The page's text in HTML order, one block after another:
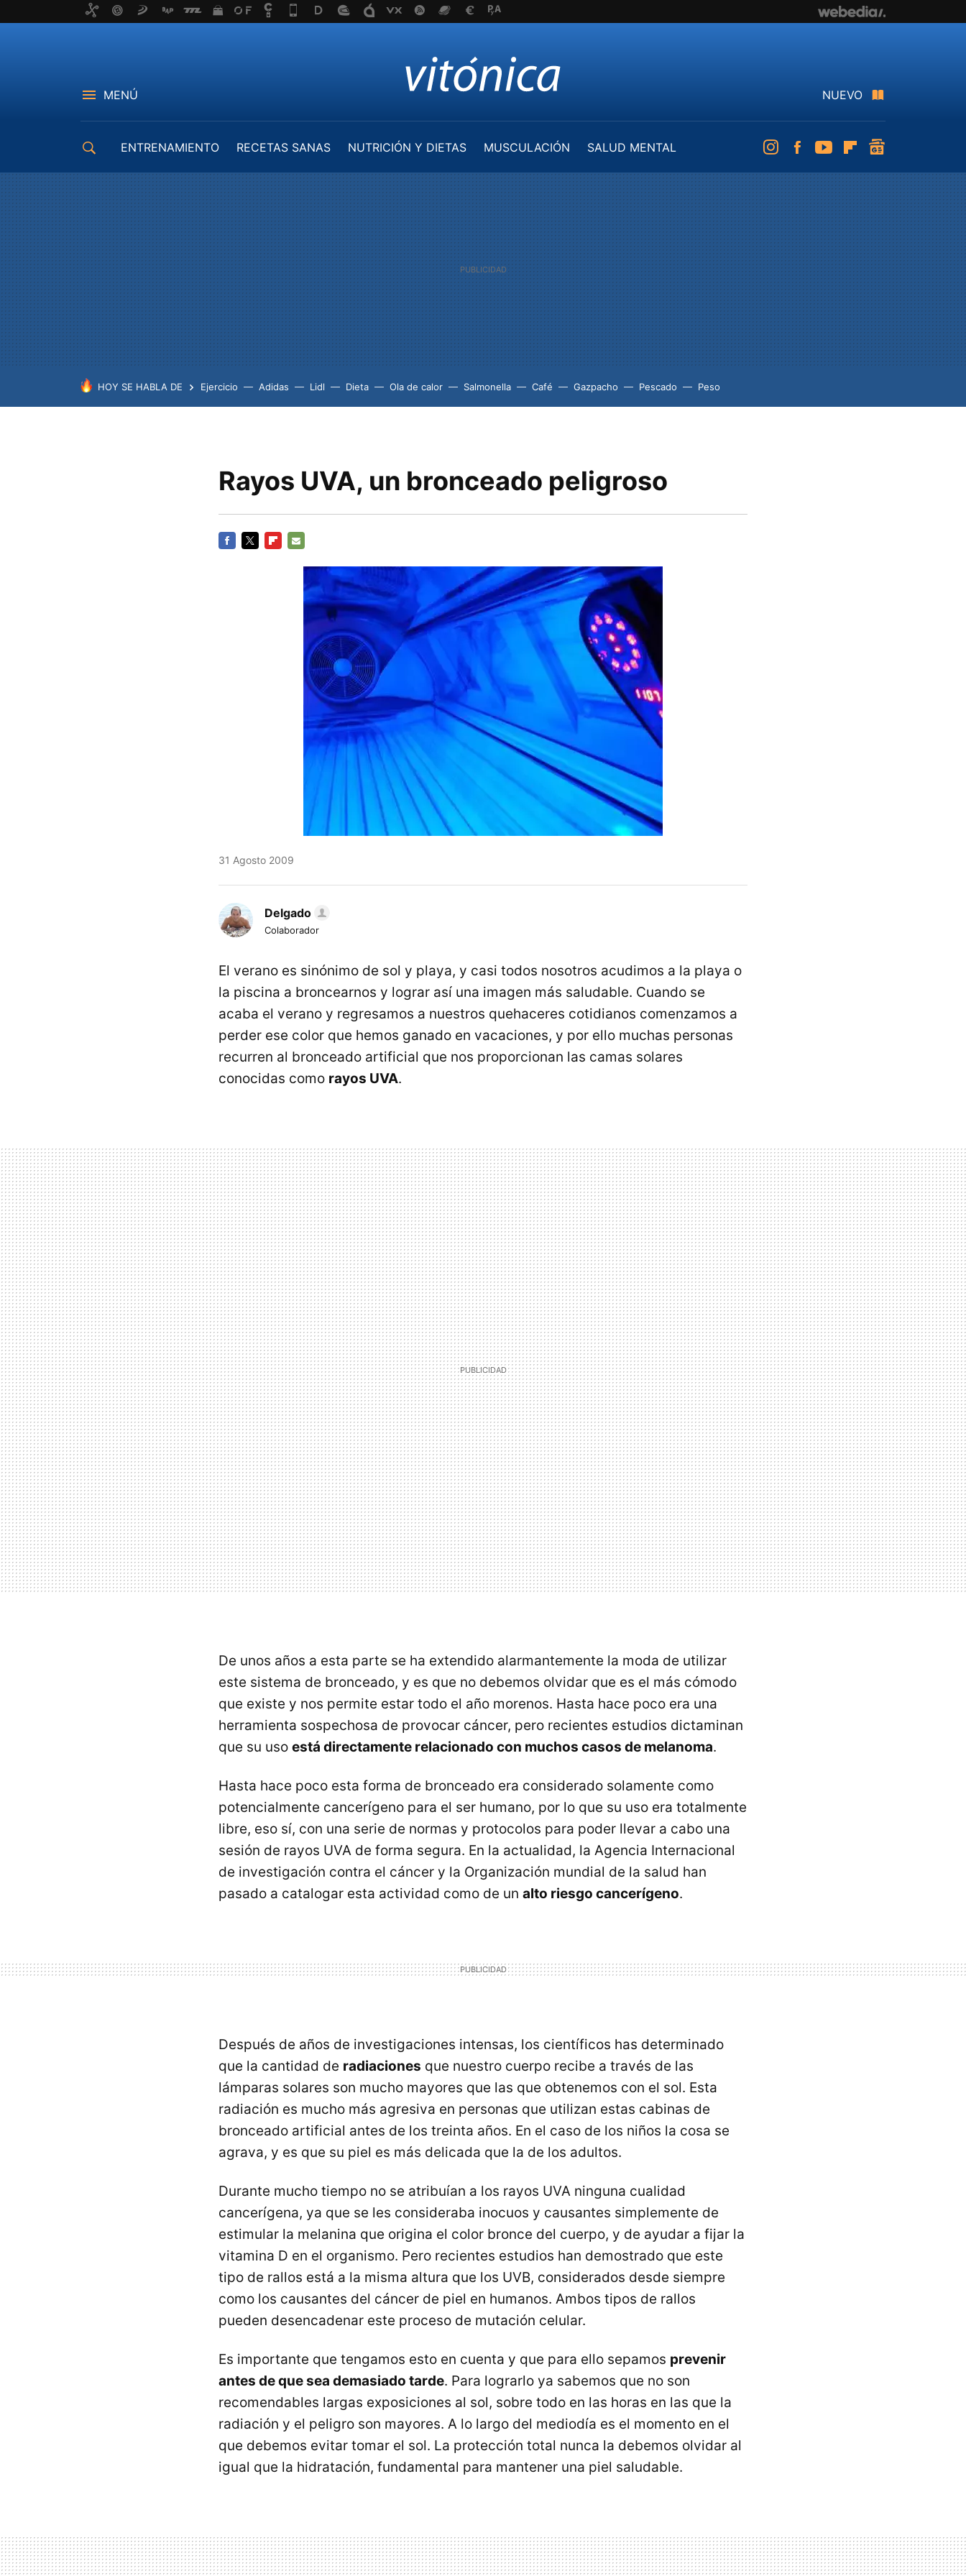
MENÚ NUEVO
ENTRENAMIENTO RECETAS SANAS NUTRICIÓN Y DIETAS MUSCULACIÓN
SALUD MENTAL
InstagramFacebookYoutubeFlipboard
HOY SE HABLA DE Ejercicio Adidas Lidl Dieta Ola de calor Salmonella Café Gazpacho Pescado Peso
Rayos UVA, un bronceado peligroso
31 Agosto 2009
Delgado
Colaborador
El verano es sinónimo de sol y playa, y casi todos nosotros acudimos a la playa o
la piscina a broncearnos y lograr así una imagen más saludable. Cuando se
acaba el verano y regresamos a nuestros quehaceres cotidianos comenzamos a
perder ese color que hemos ganado en vacaciones, y por ello muchas personas
recurren al bronceado artificial que nos proporcionan las camas solares
conocidas como rayos UVA.
De unos años a esta parte se ha extendido alarmantemente la moda de utilizar
este sistema de bronceado, y es que no debemos olvidar que es el más cómodo
que existe y nos permite estar todo el año morenos. Hasta hace poco era una
herramienta sospechosa de provocar cáncer, pero recientes estudios dictaminan
que su uso está directamente relacionado con muchos casos de melanoma.
Hasta hace poco esta forma de bronceado era considerado solamente como
potencialmente cancerígeno para el ser humano, por lo que su uso era totalmente
libre, eso sí, con una serie de normas y protocolos para poder llevar a cabo una
sesión de rayos UVA de forma segura. En la actualidad, la Agencia Internacional
de investigación contra el cáncer y la Organización mundial de la salud han
pasado a catalogar esta actividad como de un alto riesgo cancerígeno.
Después de años de investigaciones intensas, los científicos has determinado
que la cantidad de radiaciones que nuestro cuerpo recibe a través de las
lámparas solares son mucho mayores que las que obtenemos con el sol. Esta
radiación es mucho más agresiva en personas que utilizan estas cabinas de
bronceado artificial antes de los treinta años. En el caso de los niños la cosa se
agrava, y es que su piel es más delicada que la de los adultos.
Durante mucho tiempo no se atribuían a los rayos UVA ninguna cualidad
cancerígena, ya que se les consideraba inocuos y causantes simplemente de
estimular la melanina que origina el color bronce del cuerpo, y de ayudar a fijar la
vitamina D en el organismo. Pero recientes estudios han demostrado que este
tipo de rallos está a la misma altura que los UVB, considerados desde siempre
como los causantes del cáncer de piel en humanos. Ambos tipos de rallos
pueden desencadenar este proceso de mutación celular.
Es importante que tengamos esto en cuenta y que para ello sepamos prevenir
antes de que sea demasiado tarde. Para lograrlo ya sabemos que no son
recomendables largas exposiciones al sol, sobre todo en las horas en las que la
radiación y el peligro son mayores. A lo largo del mediodía es el momento en el
que debemos evitar tomar el sol. La protección total nunca la debemos olvidar al
igual que la hidratación, fundamental para mantener una piel saludable.